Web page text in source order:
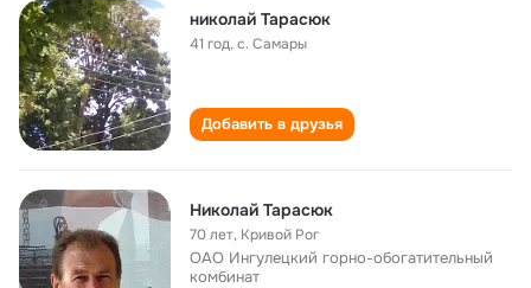
николай Тарасюк
41 год,с. Самары
Добавить в друзья
Николай Тарасюк
70 лет, Кривой Рог
ОАО Ингулецкий горно-обогатительный
комбинат